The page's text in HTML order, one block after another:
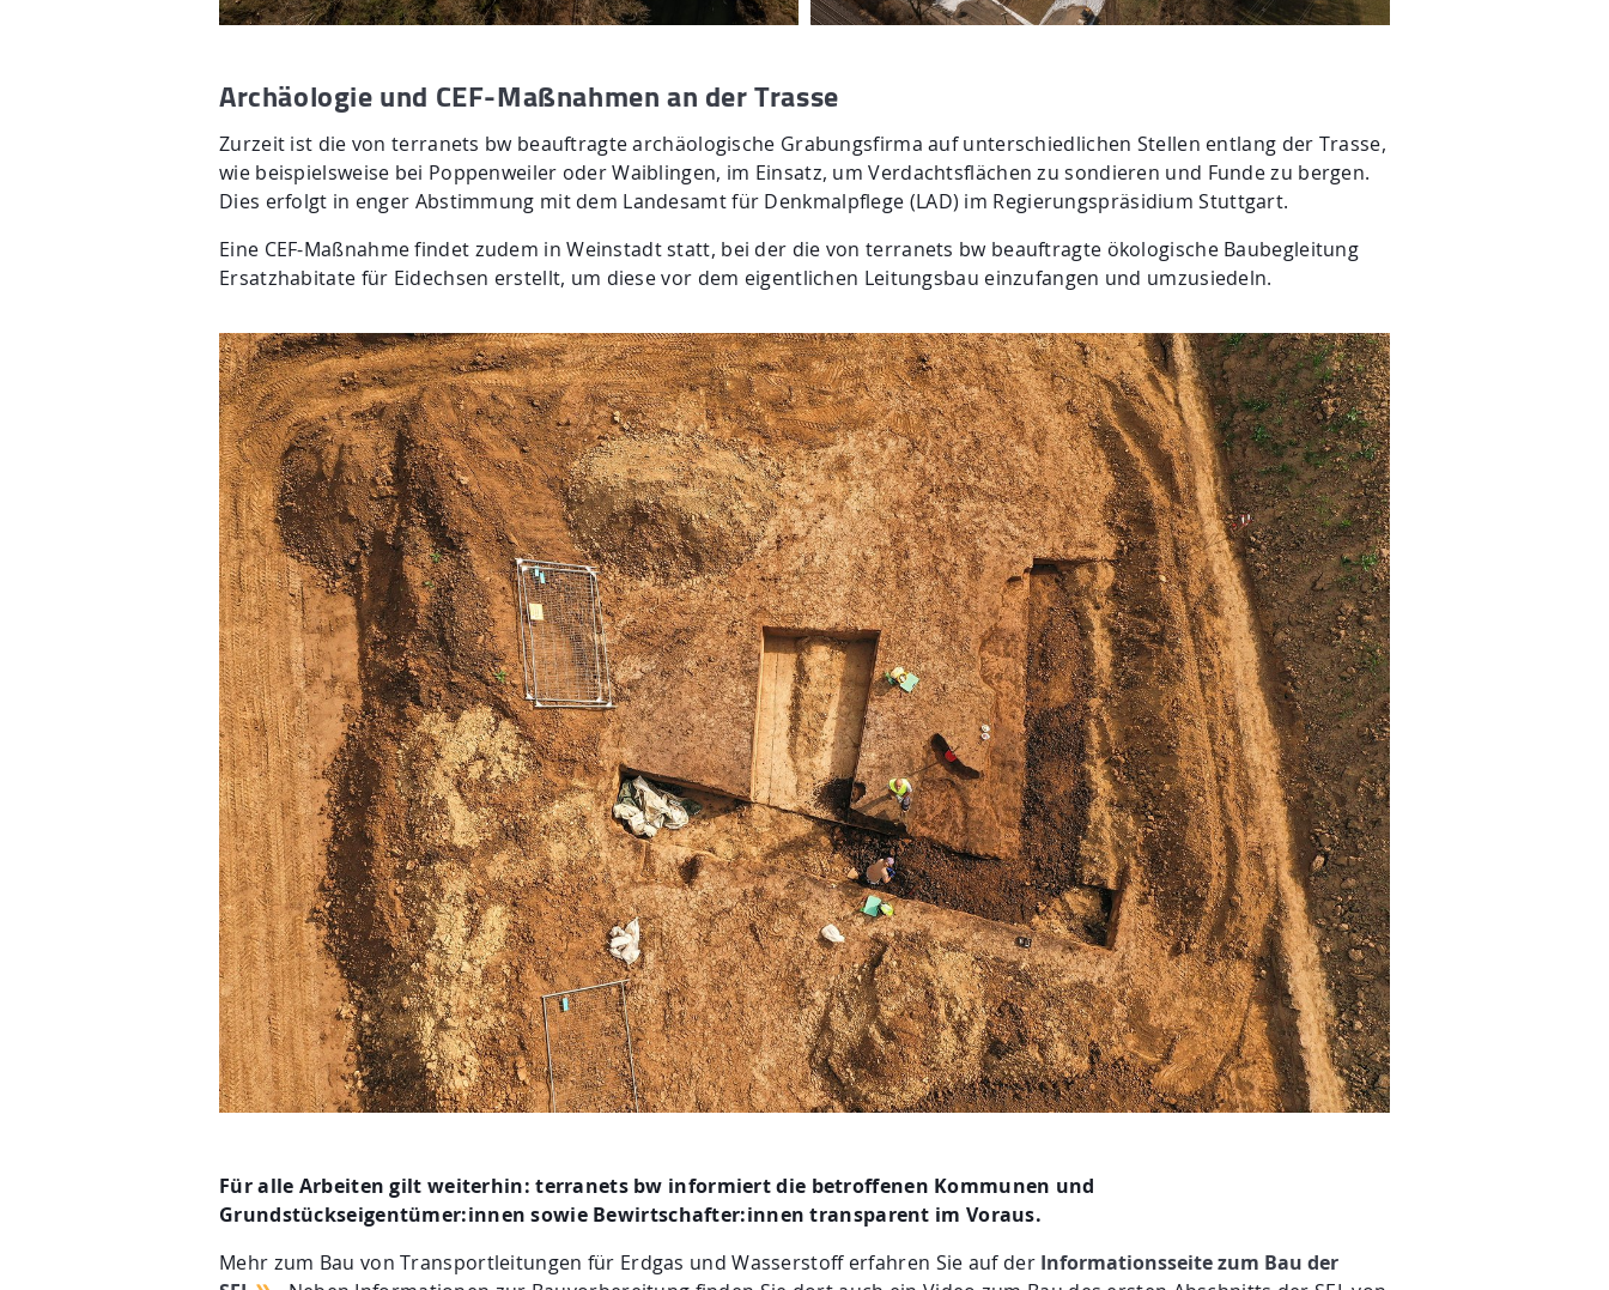
Archäologie und CEF-Maßnahmen an der Trasse
Zurzeit ist die von terranets bw beauftragte archäologische Grabungsfirma auf unterschiedlichen Stellen entlang der Trasse,
wie beispielsweise bei Poppenweiler oder Waiblingen, im Einsatz, um Verdachtsflächen zu sondieren und Funde zu bergen.
Dies erfolgt in enger Abstimmung mit dem Landesamt für Denkmalpflege (LAD) im Regierungspräsidium Stuttgart.
Eine CEF-Maßnahme findet zudem in Weinstadt statt, bei der die von terranets bw beauftragte ökologische Baubegleitung
Ersatzhabitate für Eidechsen erstellt, um diese vor dem eigentlichen Leitungsbau einzufangen und umzusiedeln.
Für alle Arbeiten gilt weiterhin: terranets bw informiert die betroffenen Kommunen und
Grundstückseigentümer:innen sowie Bewirtschafter:innen transparent im Voraus.
Mehr zum Bau von Transportleitungen für Erdgas und Wasserstoff erfahren Sie auf der Informationsseite zum Bau der